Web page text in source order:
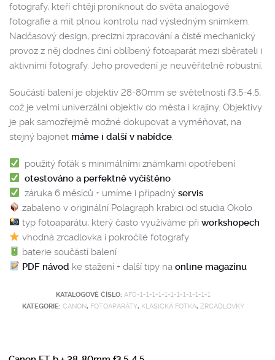
fotografy, kteří chtějí proniknout do světa analogové
fotografie a mít plnou kontrolu nad výsledným snímkem.
Nadčasový design, precizní zpracování a čistě mechanický
provoz z něj dodnes činí oblíbený fotoaparát mezi sběrateli i
aktivními fotografy. Jeho provedení je neuvěřitelně robustní.
Součástí balení je objektiv 28-80mm se světelností f3.5-4.5,
což je velmi univerzální objektiv do města i krajiny. Objektivy
je pak samozřejmě možné dokupovat a vyměňovat, na
stejný bajonet máme i další v nabídce.
použitý foťák s minimálními známkami opotřebení
otestováno a perfektně vyčištěno
záruka 6 měsíců + umíme i případnýservis
zabaleno v originální Polagraph krabici od studia Okolo
typ fotoaparátu, který často využíváme přiworkshopech
vhodná zrcadlovka i pokročilé fotografy
baterie součástí balení
PDF návod ke stažení + další tipy naonline magazínu
KATALOGOVÉ ČÍSLO: AF0-1-1-1-1-1-1-1-1-1-1-1-1
KATEGORIE: CANON, FOTOAPARÁTY, KLASICKÁ FOTKA, ZRCADLOVKY